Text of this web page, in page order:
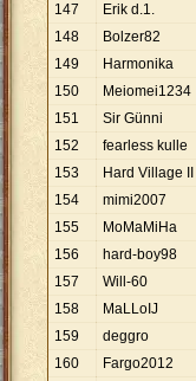
147 Erik d.1.
148
Bolzer82
149
Harmonika
150
Meiomei1234
151
Sir Günni
152
fearless kulle
153
Hard Village II
154
mimi2007
155
MoMaMiHa
156
hard-boy98
157
Will-60
158
MaLLoIJ
159
deggro
160
Fargo2012